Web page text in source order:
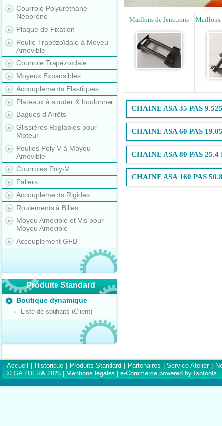
Courroie Polyuréthane -
Néopréne
Plaque de Fixation
Poulie Trapézoïdale à Moyeu
Amovible
Courroie Trapézoïdale
Moyeux Expansibles
Accouplements Elastiques
Plateaux à souder & boulonner
Bagues d'Arrêts
Glissières Réglables pour
Moteur
Poulies Poly-V à Moyeu
Amovible
Courroies Poly-V
Paliers
Accouplements Rigides
Roulements à Billes
Moyeu Amovible et Vis pour
Moyeu Amovible
Accouplement GFB
Produits Standard
Boutique dynamique
Liste de souhaits (Client)
Maillons de Jonctions Maillons
CHAINE ASA 35 PAS
CHAINE ASA 60 PAS
CHAINE ASA 80 PAS
CHAINE ASA 160 PAS
Accueil Historique Produits Standard Partenaires Service Atelier
© SA LUFRA 2026 |
Mentions légales e-Commerce powered by Isotools